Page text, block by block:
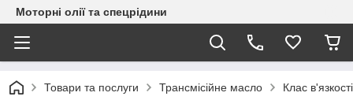
Моторні олії та спецрідини
Товари та послуги Трансмісійне масло Клас